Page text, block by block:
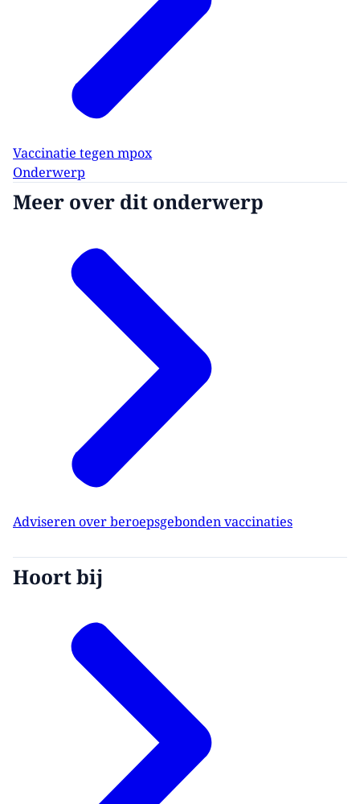
Vaccinatie tegen mpox
Onderwerp
Meer over dit onderwerp
Adviseren over beroepsgebonden vaccinaties
Hoort bij